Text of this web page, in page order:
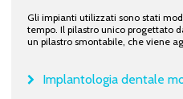
Gli impianti utilizzati sono stati
tempo. Il pilastro unico progettato
un pilastro smontabile, che viene
Implantologia dentale